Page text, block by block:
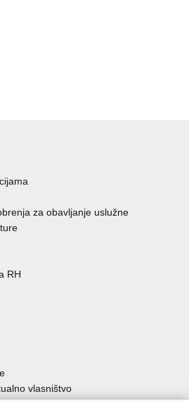
za obavljanje uslužne
RH
vlasništvo